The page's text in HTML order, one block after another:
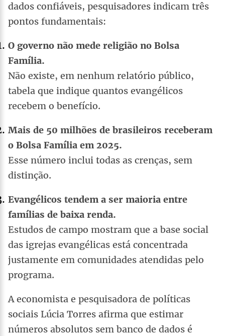
dados confiáveis, pesquisadores indicam três
pontos fundamentais:
O governo não mede religião no Bolsa
Família.
Não existe, em nenhum relatório público,
tabela que indique quantos evangélicos
recebem o benefício.
Mais de 50 milhões de brasileiros receberam
o Bolsa Família em 2025.
Esse número inclui todas as crenças, sem
distinção.
Evangélicos tendem a ser maioria entre
famílias de baixa renda.
Estudos de campo mostram que a base social
das igrejas evangélicas está concentrada
justamente em comunidades atendidas pelo
programa.
A economista e pesquisadora de políticas
sociais Lúcia Torres afirma que estimar
números absolutos sem banco de dados é